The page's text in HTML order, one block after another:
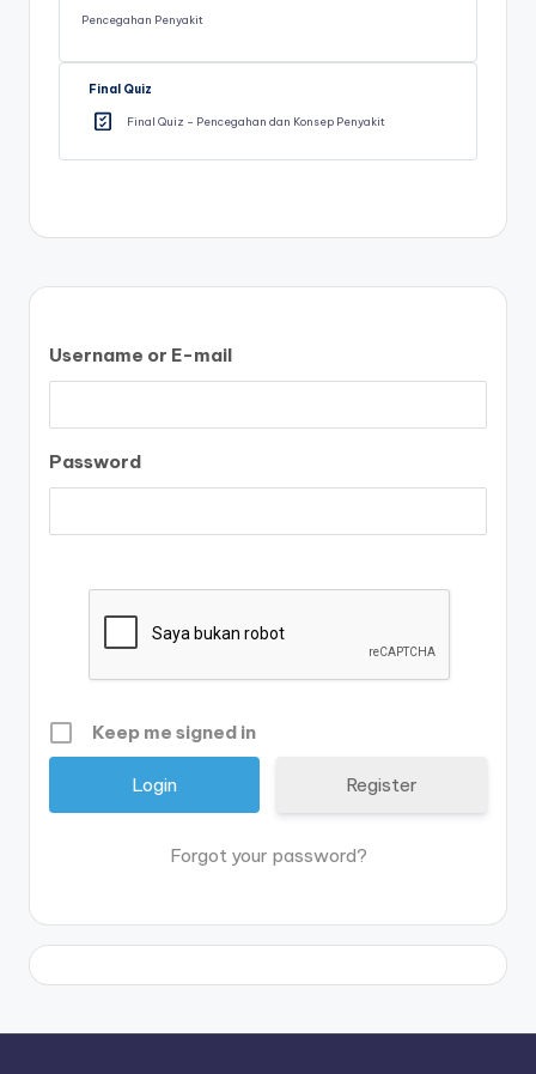
Pencegahan Penyakit
Final Quiz
Final Quiz – Pencegahan dan Konsep Penyakit
Username or E-mail
Password
Keep me signed in
Register
Forgot your password?